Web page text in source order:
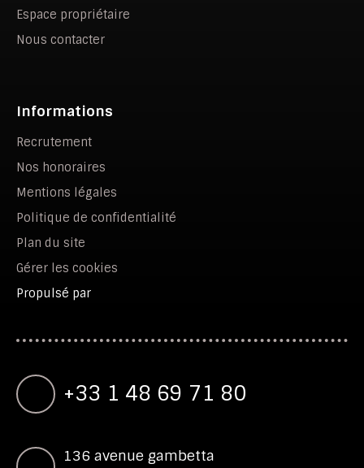
Espace propriétaire
Nous contacter
Informations
Recrutement
Nos honoraires
Mentions légales
Politique de confidentialité
Plan du site
Gérer les cookies
Propulsé par
+33 1 48 69 71 80
136 avenue gambetta